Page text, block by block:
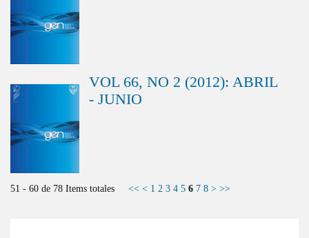
VOL 66, NO 2 (2012): ABRIL
- JUNIO
51 - 60 de 78 Items totales << < 1 2 3 4 5 6 7 8 > >>